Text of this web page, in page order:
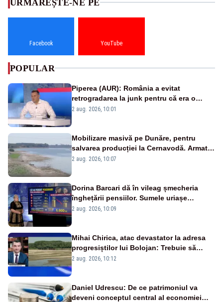
URMĂREȘTE-NE PE
Facebook YouTube
POPULAR
Piperea (AUR): România a evitat
retrogradarea la junk pentru că era o
catastrofă pentru bănci și fondurile de
2 aug. 2026, 10:01
Mobilizare masivă pe Dunăre, pentru
salvarea producției la Cernavodă. Armata
va detona o stâncă și va devia apa
2 aug. 2026, 10:07
Dorina Barcari dă în vileag șmecheria
înghețării pensiilor. Sumele uriașe
pierdute de fiecare român
2 aug. 2026, 10:09
Mihai Chirica, atac devastator la adresa
progresiștilor lui Bolojan: Trebuie să
protejăm și natura, dar nu șținem omaneii
2 aug. 2026, 10:12
Daniel Udrescu: De ce patrimoniul va
deveni conceptul central al economiei